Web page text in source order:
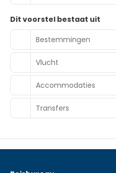
Dit voorstel bestaat uit
Bestemmingen
Vlucht
Accommodaties
Transfers